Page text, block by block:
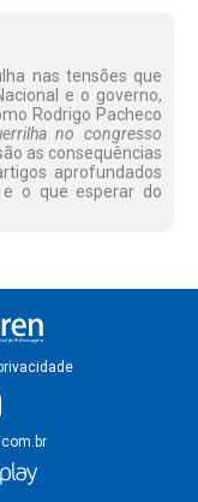
nas tensões que
e o governo,
Rodrigo Pacheco
no congresso
as consequências
aprofundados
o que esperar do